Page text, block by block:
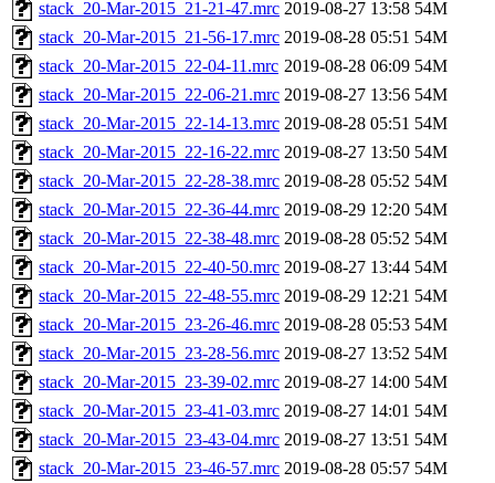
stack_20-Mar-2015_21-21-47.mrc 2019-08-27 13:58 54M
stack_20-Mar-2015_21-56-17.mrc 2019-08-28 05:51 54M
stack_20-Mar-2015_22-04-11.mrc 2019-08-28 06:09 54M
stack_20-Mar-2015_22-06-21.mrc 2019-08-27 13:56 54M
stack_20-Mar-2015_22-14-13.mrc 2019-08-28 05:51 54M
stack_20-Mar-2015_22-16-22.mrc 2019-08-27 13:50 54M
stack_20-Mar-2015_22-28-38.mrc 2019-08-28 05:52 54M
stack_20-Mar-2015_22-36-44.mrc 2019-08-29 12:20 54M
stack_20-Mar-2015_22-38-48.mrc 2019-08-28 05:52 54M
stack_20-Mar-2015_22-40-50.mrc 2019-08-27 13:44 54M
stack_20-Mar-2015_22-48-55.mrc 2019-08-29 12:21 54M
stack_20-Mar-2015_23-26-46.mrc 2019-08-28 05:53 54M
stack_20-Mar-2015_23-28-56.mrc 2019-08-27 13:52 54M
stack_20-Mar-2015_23-39-02.mrc 2019-08-27 14:00 54M
stack_20-Mar-2015_23-41-03.mrc 2019-08-27 14:01 54M
stack_20-Mar-2015_23-43-04.mrc 2019-08-27 13:51 54M
stack_20-Mar-2015_23-46-57.mrc 2019-08-28 05:57 54M